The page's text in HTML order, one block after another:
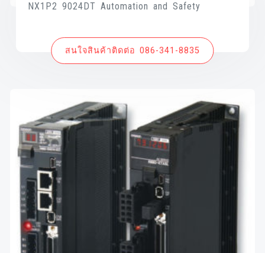
NX1P2 9024DT Automation and Safety
สนใจสินค้าติดต่อ 086-341-8835